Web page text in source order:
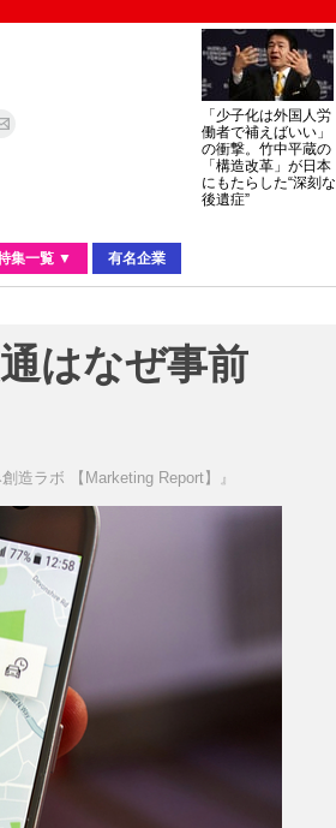
「少子化は外国人労
働者で補えばいい」
の衝撃。竹中平蔵の
「構造改革」が日本
にもたらした“深刻な
後遺症”
集一覧 ▼ 有名企業
はなぜ事前
造ラボ 【Marketing Report】』